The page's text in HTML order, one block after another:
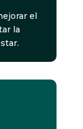
el
la